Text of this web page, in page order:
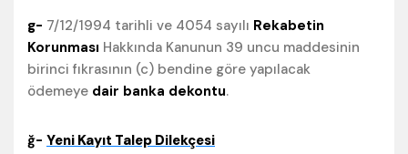
g- 7/12/1994 tarihli ve 4054 sayılı Rekabetin
Korunması Hakkında Kanunun 39 uncu maddesinin
birinci fıkrasının (c) bendine göre yapılacak
ödemeye dair banka dekontu.
ğ- Yeni Kayıt Talep Dilekçesi